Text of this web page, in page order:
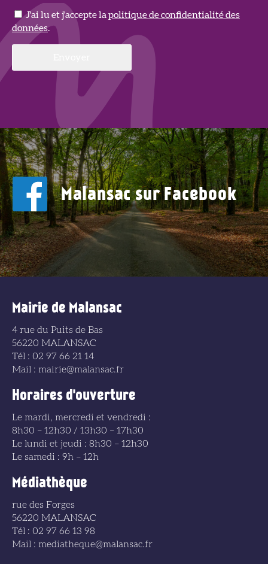
J'ai lu et j'accepte la politique de confidentialité des
données.
Malansac sur Facebook
Mairie de Malansac
4 rue du Puits de Bas
56220 MALANSAC
Tél : 02 97 66 21 14
Mail : mairie@malansac.fr
Horaires d'ouverture
Le mardi, mercredi et vendredi :
8h30 – 12h30 / 13h30 – 17h30
Le lundi et jeudi : 8h30 – 12h30
Le samedi : 9h – 12h
Médiathèque
rue des Forges
56220 MALANSAC
Tél : 02 97 66 13 98
Mail : mediatheque@malansac.fr